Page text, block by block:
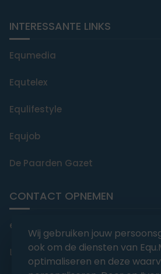
INTERESSANTE LINKS
Equmedia
Equtelex
Equlifestyle
Equjob
De Paarden Gazet
CONTACT OPNEMEN
editorial@equmedia.be
Langendamdreef 22 9880 Aalter
Wij gebruiken jouw
ook om de diensten van
optimaliseren en deze